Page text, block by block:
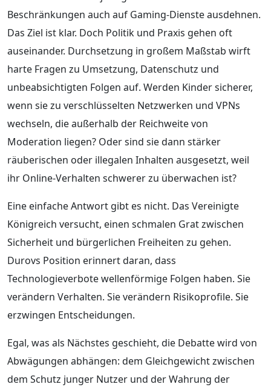
Beschränkungen auch auf Gaming-Dienste ausdehnen.
Das Ziel ist klar. Doch Politik und Praxis gehen oft
auseinander. Durchsetzung in großem Maßstab wirft
harte Fragen zu Umsetzung, Datenschutz und
unbeabsichtigten Folgen auf. Werden Kinder sicherer,
wenn sie zu verschlüsselten Netzwerken und VPNs
wechseln, die außerhalb der Reichweite von
Moderation liegen? Oder sind sie dann stärker
räuberischen oder illegalen Inhalten ausgesetzt, weil
ihr Online-Verhalten schwerer zu überwachen ist?
Eine einfache Antwort gibt es nicht. Das Vereinigte
Königreich versucht, einen schmalen Grat zwischen
Sicherheit und bürgerlichen Freiheiten zu gehen.
Durovs Position erinnert daran, dass
Technologieverbote wellenförmige Folgen haben. Sie
verändern Verhalten. Sie verändern Risikoprofile. Sie
erzwingen Entscheidungen.
Egal, was als Nächstes geschieht, die Debatte wird von
Abwägungen abhängen: dem Gleichgewicht zwischen
dem Schutz junger Nutzer und der Wahrung der